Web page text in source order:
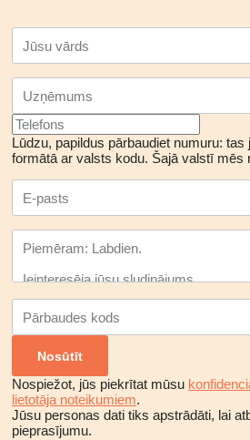
Lūdzu, papildus pārbaudiet numuru:
formātā ar valsts kodu. Šajā valstī mēs
Nospiežot, jūs piekrītat mūsu
lietotāja noteikumiem.
Jūsu personas dati tiks apstrādāti, lai
pieprasījumu.